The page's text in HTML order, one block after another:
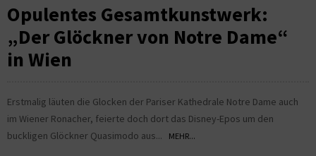
Opulentes Gesamtkunstwerk:
„Der Glöckner von Notre Dame“
in Wien
Erstmalig läuten die Glocken der Pariser Kathedrale Notre Dame auch
im Wiener Ronacher, feierte doch dort das Disney-Epos um den
buckligen Glöckner Quasimodo aus...
MEHR...